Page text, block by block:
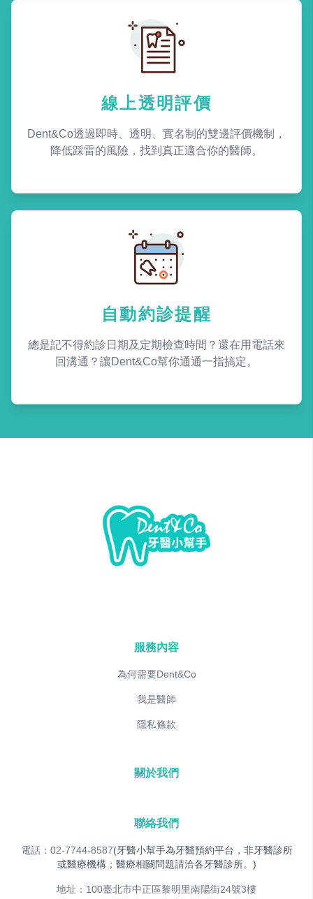
線上透明評價
Dent&Co透過即時、透明、實名制的雙邊評價機制，
降低踩雷的風險，找到真正適合你的醫師。
自動約診提醒
總是記不得約診日期及定期檢查時間？還在用電話來
回溝通？讓Dent&Co幫你通通一指搞定。
服務內容
為何需要Dent&Co
我是醫師
隱私條款
關於我們
聯絡我們
電話：02-7744-8587(牙醫小幫手為牙醫預約平台，非牙醫診所
或醫療機構；醫療相關問題請洽各牙醫診所。)
地址：100臺北市中正區黎明里南陽街24號3樓